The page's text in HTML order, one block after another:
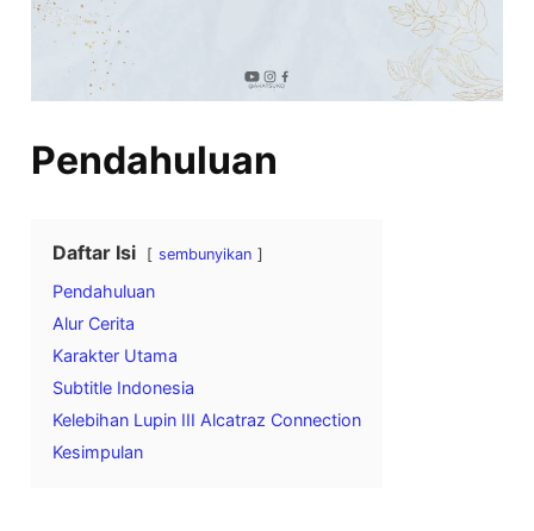
Pendahuluan
Daftar Isi sembunyikan
Pendahuluan
Alur Cerita
Karakter Utama
Subtitle Indonesia
Kelebihan Lupin III Alcatraz Connection
Kesimpulan